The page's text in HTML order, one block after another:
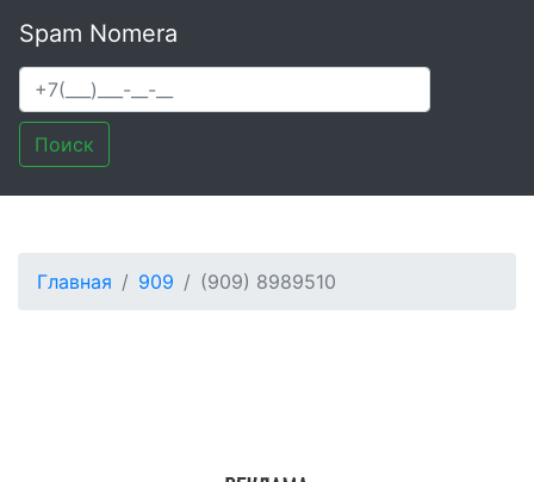
Spam Nomera
Поиск
Главная 909 (909) 8989510